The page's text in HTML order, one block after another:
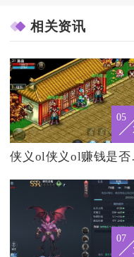
相关资讯
05
侠
07